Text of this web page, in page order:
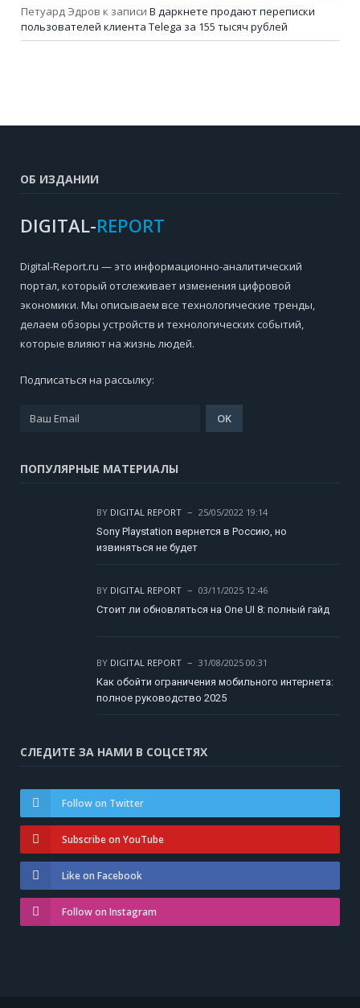
Петуард Эдров к записи В даркнете продают переписки
пользователей клиента Telega за 155 тысяч рублей
ОБ ИЗДАНИИ
DIGITAL-REPORT
Digital-Report.ru — это информационно-аналитический
портал, который отслеживает изменения цифровой
экономики. Мы описываем все технологические тренды,
делаем обзоры устройств и технологических событий,
которые влияют на жизнь людей.
Подписаться на рассылку:
ПОПУЛЯРНЫЕ МАТЕРИАЛЫ
BY DIGITAL REPORT
25/05/2022 19:14
Sony Playstation вернется в Россию, но
извиняться не будет
BY DIGITAL REPORT
03/11/2025 12:46
Стоит ли обновляться на One UI 8: полный гайд
BY DIGITAL REPORT
31/08/2025 00:31
Как обойти ограничения мобильного интернета:
полное руководство 2025
СЛЕДИТЕ ЗА НАМИ В СОЦСЕТЯХ
Follow on Twitter
Subscribe on YouTube
Like on Facebook
Follow on Instagram